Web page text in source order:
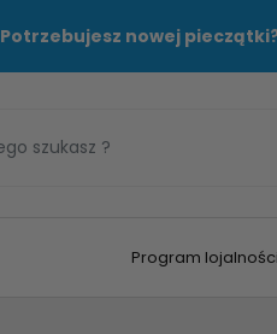
Potrzebujesz nowej
Program